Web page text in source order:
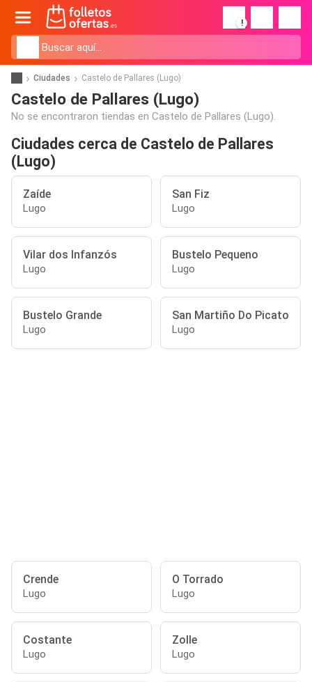
!
Ciudades Castelo de Pallares (Lugo)
Castelo de Pallares (Lugo)
No se encontraron tiendas en Castelo de Pallares (Lugo).
Ciudades cerca de Castelo de Pallares
(Lugo)
Zaíde
Lugo
San Fiz
Lugo
Vilar dos Infanzós
Lugo
Bustelo Pequeno
Lugo
Bustelo Grande
Lugo
San Martiño Do Picato
Lugo
Crende
Lugo
O Torrado
Lugo
Costante
Lugo
Zolle
Lugo